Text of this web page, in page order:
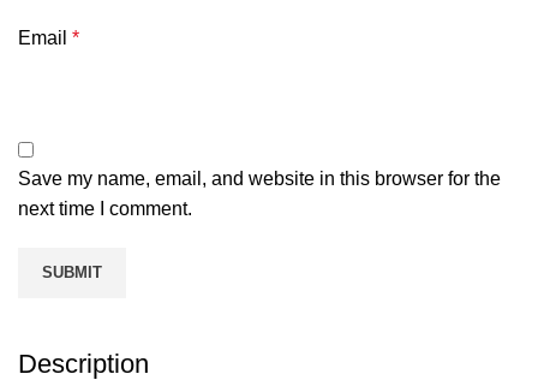
Email *
Save my name, email, and website in this browser for the
next time I comment.
Description